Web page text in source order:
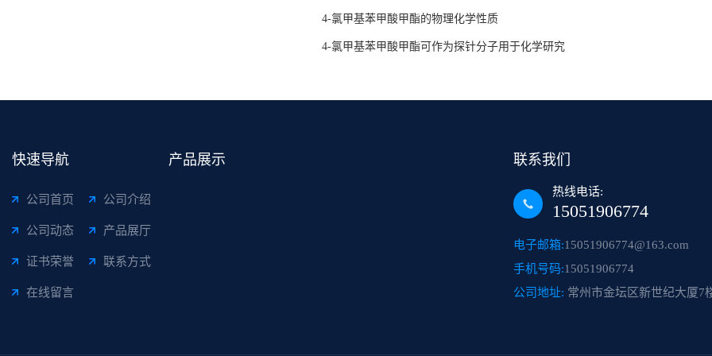
4-氯甲基苯甲酸甲酯的物理化学性质
4-氯甲基苯甲酸甲酯可作为探针分子用于化学研究
快速导航
公司首页 公司介绍
公司动态 产品展厅
证书荣誉 联系方式
在线留言
产品展示 联系我们
热线电话:
15051906774
电子邮箱:15051906774@163.com
手机号码:15051906774
公司地址: 常州市金坛区新世纪大厦7